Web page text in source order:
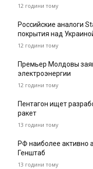
12 години тому
Российские аналоги
покрытия над
12 години тому
Премьер Молдовы
электроэнергии
12 години тому
Пентагон ищет
ракет
13 години тому
РФ наиболее активно
Генштаб
13 години тому